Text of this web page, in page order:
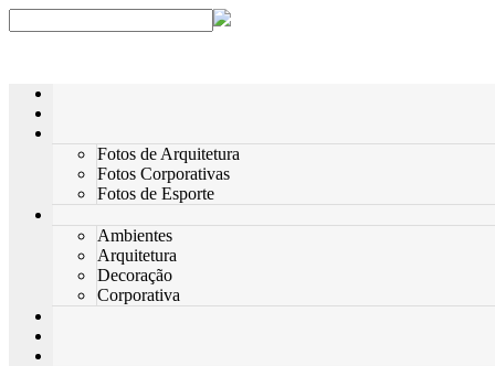
Fotos de Arquitetura
Fotos Corporativas
Fotos de Esporte
Ambientes
Arquitetura
Decoração
Corporativa